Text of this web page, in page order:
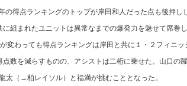
得点ランキングのトップが岸田和人だった点も後押し
組まれたユニットは異常なまでの爆発力を魅せて席巻
変わっても得点ランキングは岸田と共に１・２フィニ
数を減らすものの、アシストは二桁に乗せた。山口の
太（→柏レイソル）と福満が挑むこととなった。